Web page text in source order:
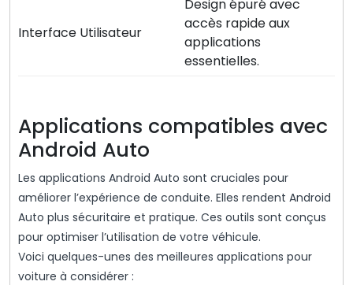
Interface Utilisateur
Design épuré avec
accès rapide aux
applications
essentielles.
Applications compatibles avec
Android Auto
Les applications Android Auto sont cruciales pour
améliorer l’expérience de conduite. Elles rendent Android
Auto plus sécuritaire et pratique. Ces outils sont conçus
pour optimiser l’utilisation de votre véhicule.
Voici quelques-unes des meilleures applications pour
voiture à considérer :